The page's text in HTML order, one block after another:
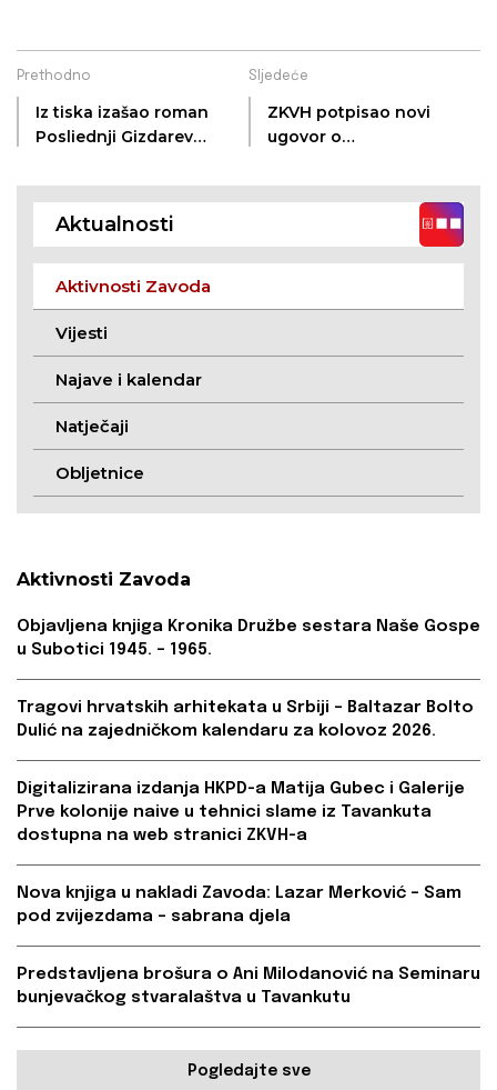
Prethodno
Iz tiska izašao roman
Posliednji Gizdarev
Sljedeće
ZKVH potpisao novi
ugovor o
znanstvenoj,
umjetničkoj suradnji
Aktualnosti
Aktivnosti Zavoda
Vijesti
Najave i kalendar
Natječaji
Obljetnice
Aktivnosti Zavoda
Objavljena knjiga Kronika Družbe sestara Naše Gospe
u Subotici 1945. – 1965.
Tragovi hrvatskih arhitekata u Srbiji – Baltazar Bolto
Dulić na zajedničkom kalendaru za kolovoz 2026.
Digitalizirana izdanja HKPD-a Matija Gubec i Galerije
Prve kolonije naive u tehnici slame iz Tavankuta
dostupna na web stranici ZKVH-a
Nova knjiga u nakladi Zavoda: Lazar Merković – Sam
pod zvijezdama – sabrana djela
Predstavljena brošura o Ani Milodanović na Seminaru
bunjevačkog stvaralaštva u Tavankutu
Pogledajte sve